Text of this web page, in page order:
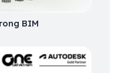
BIM